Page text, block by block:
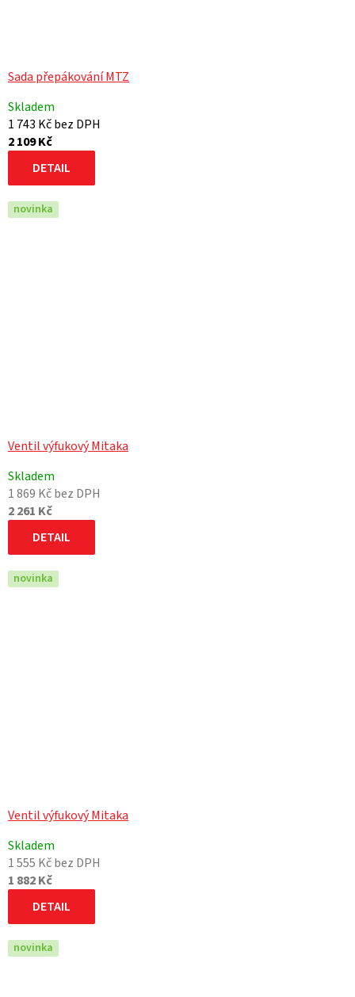
Sada přepákování MTZ
Skladem
1 743 Kč bez DPH
2 109 Kč
DETAIL
novinka
Ventil výfukový Mitaka
Skladem
1 869 Kč bez DPH
2 261 Kč
DETAIL
novinka
Ventil výfukový Mitaka
Skladem
1 555 Kč bez DPH
1 882 Kč
DETAIL
novinka